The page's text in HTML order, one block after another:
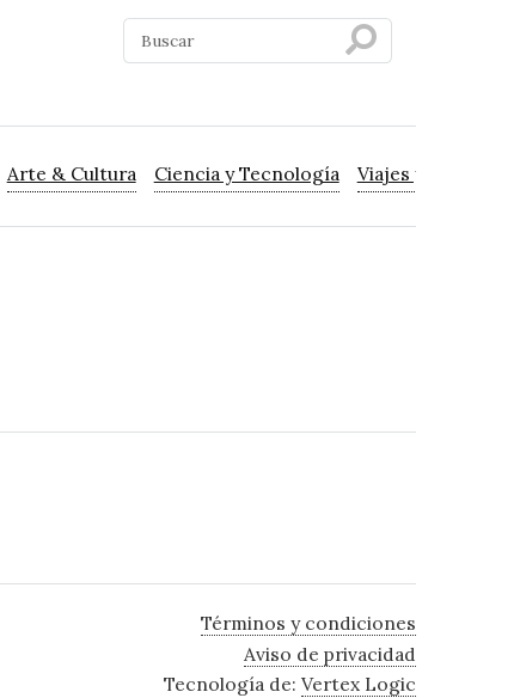
Arte & Cultura Ciencia y Tecnología Viajes y Turismo
Términos y condiciones
Aviso de privacidad
Tecnología de:Vertex Logic